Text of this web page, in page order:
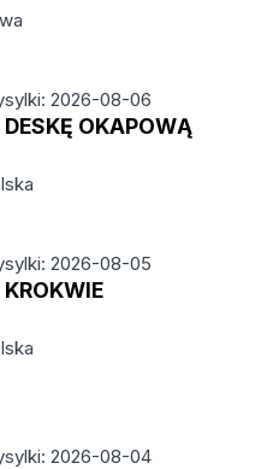
2026-08-06
DESKĘ OKAPOWĄ
2026-08-05
KROKWIE
2026-08-04